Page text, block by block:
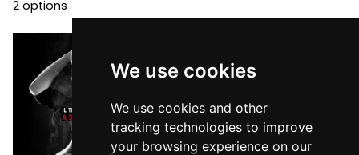
We use cookies
We use cookies and other
tracking technologies to improve
your browsing experience on our
2 options